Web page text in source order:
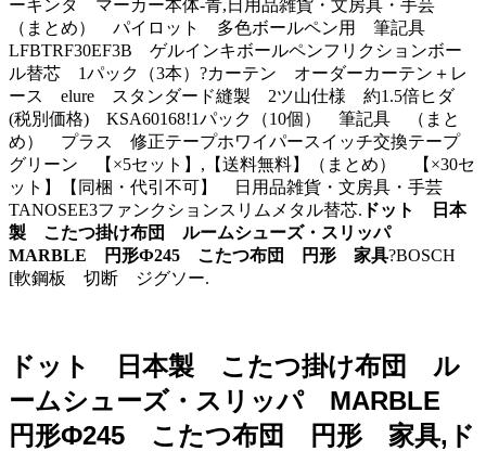
ーキンタ マーカー本体-青,日用品雑貨・文房具・手芸
（まとめ） パイロット 多色ボールペン用 筆記具
LFBTRF30EF3B ゲルインキボールペンフリクションボー
ル替芯 1パック（3本）?カーテン オーダーカーテン＋レ
ース elure スタンダード縫製 2ツ山仕様 約1.5倍ヒダ
(税別価格) KSA60168!1パック（10個） 筆記具 （まと
め） プラス 修正テープホワイパースイッチ交換テープ
グリーン 【×5セット】,【送料無料】（まとめ） 【×30セ
ット】【同梱・代引不可】 日用品雑貨・文房具・手芸
TANOSEE3ファンクションスリムメタル替芯. ドット 日本
製 こたつ掛け布団 ルームシューズ・スリッパ
MARBLE 円形Ф245 こたつ布団 円形 家具?BOSCH
[軟鋼板 切断 ジグソー.
ドット 日本製 こたつ掛け布団 ル
ームシューズ・スリッパ MARBLE
円形Ф245 こたつ布団 円形 家具,ド